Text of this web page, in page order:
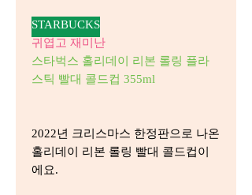
STARBUCKS
귀엽고 재미난
스타벅스 홀리데이 리본 롤링 플라
스틱 빨대 콜드컵 355ml
2022년 크리스마스 한정판으로 나온
홀리데이 리본 롤링 빨대 콜드컵이
에요.